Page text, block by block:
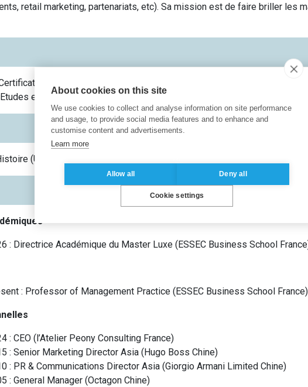
retail marketing, partenariats, etc). Sa mission est de faire briller les
of Management Consulting
en Langue Française Niveau B1 (Cilfa Centre International de
(Université chinoise de Hong Kong
: Directrice Académique du Master Luxe (ESSEC Business School France
: Professor of Management Practice (ESSEC Business School France)
: CEO (l’Atelier Peony Consulting France)
: Senior Marketing Director Asia (Hugo Boss Chine)
: PR & Communications Director Asia (Giorgio Armani Limited Chine)
: General Manager (Octagon Chine)
About cookies on this site
We use cookies to collect and analyse information on site performance
and usage, to provide social media features and to enhance and
customise content and advertisements.
Learn more
Allow all Deny all
Cookie settings